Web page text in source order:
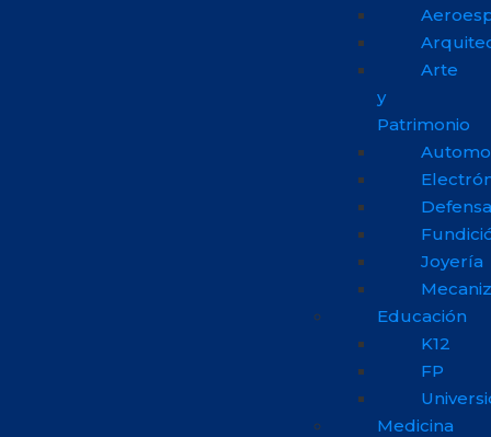
Arte
y
Patrimonio
Defensa
Joyería
Educación
K12
FP
Medicina